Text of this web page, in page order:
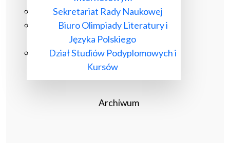
Sekretariat Rady Naukowej
Biuro Olimpiady Literatury i
Języka Polskiego
Dział Studiów Podyplomowych i
Kursów
Archiwum